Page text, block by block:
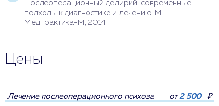
Послеоперационный делирий: современные
подходы к диагностике и лечению. М.:
Медпрактика-М, 2014
Цены
Лечение послеоперационного психоза от2 500 ₽